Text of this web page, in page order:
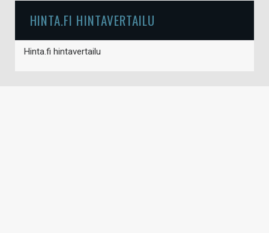
HINTA.FI HINTAVERTAILU
Hinta.fi hintavertailu